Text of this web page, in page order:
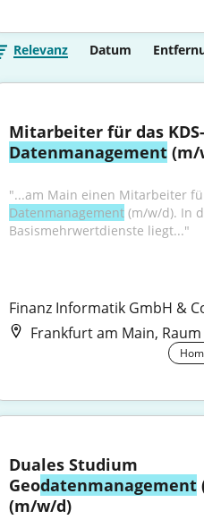
Relevanz Datum
Mitarbeiter für das KDS-
Datenmanagement (m/
"...am Main einen Mitarbeiter
Datenmanagement (m/w/d). In
Basismehrwertdienste liegt..."
Finanz Informatik GmbH &
Frankfurt am Main, Raum
Duales Studium
Geodatenmanagement
(m/w/d)